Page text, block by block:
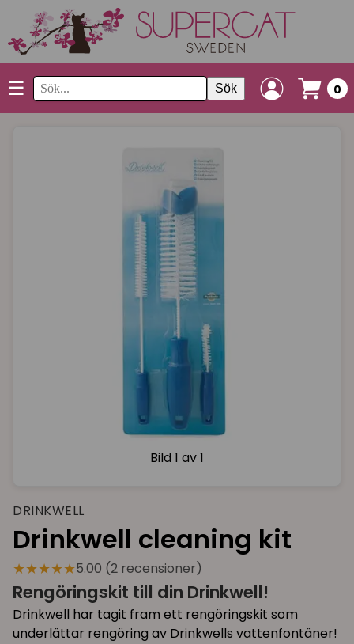
☰ Sök 0
Bild 1 av 1
DRINKWELL
Drinkwell cleaning kit
★★★★★5.00 (2 recensioner)
Rengöringskit till din Drinkwell!
Drinkwell har tagit fram ett rengöringskit som
underlättar rengöring av Drinkwells vattenfontäner!